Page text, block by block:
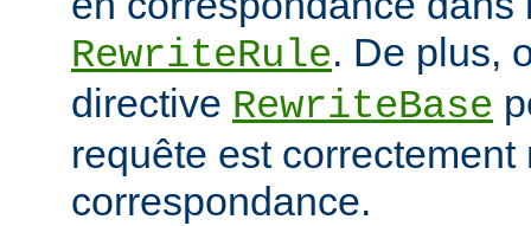
RewriteRule. De plus,
directive RewriteBase
requête est correctement
correspondance.